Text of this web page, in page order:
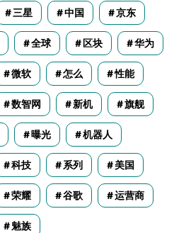
三星 中国 京东
全球 区块 华为
微软 怎么 性能
数智网 新机 旗舰
曝光 机器人
科技 系列 美国
荣耀 谷歌 运营商
魅族